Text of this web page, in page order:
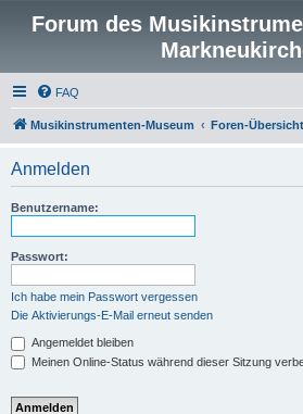
Forum des
FAQ
Musikinstrumenten-Museum Foren-Übersicht
Anmelden
Benutzername:
Passwort:
Ich habe mein Passwort vergessen
Die Aktivierungs-E-Mail erneut senden
Angemeldet bleiben
Meinen Online-Status während dieser Sitzung